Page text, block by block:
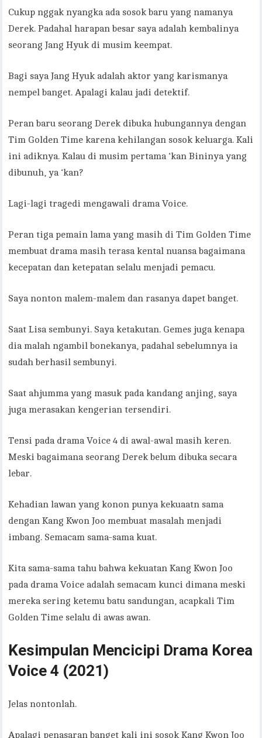
Cukup nggak nyangka ada sosok baru yang namanya
Derek. Padahal harapan besar saya adalah kembalinya
seorang Jang Hyuk di musim keempat.
Bagi saya Jang Hyuk adalah aktor yang karismanya
nempel banget. Apalagi kalau jadi detektif.
Peran baru seorang Derek dibuka hubungannya dengan
Tim Golden Time karena kehilangan sosok keluarga. Kali
ini adiknya. Kalau di musim pertama ‘kan Bininya yang
dibunuh, ya ‘kan?
Lagi-lagi tragedi mengawali drama Voice.
Peran tiga pemain lama yang masih di Tim Golden Time
membuat drama masih terasa kental nuansa bagaimana
kecepatan dan ketepatan selalu menjadi pemacu.
Saya nonton malem-malem dan rasanya dapet banget.
Saat Lisa sembunyi. Saya ketakutan. Gemes juga kenapa
dia malah ngambil bonekanya, padahal sebelumnya ia
sudah berhasil sembunyi.
Saat ahjumma yang masuk pada kandang anjing, saya
juga merasakan kengerian tersendiri.
Tensi pada drama Voice 4 di awal-awal masih keren.
Meski bagaimana seorang Derek belum dibuka secara
lebar.
Kehadian lawan yang konon punya kekuaatn sama
dengan Kang Kwon Joo membuat masalah menjadi
imbang. Semacam sama-sama kuat.
Kita sama-sama tahu bahwa kekuatan Kang Kwon Joo
pada drama Voice adalah semacam kunci dimana meski
mereka sering ketemu batu sandungan, acapkali Tim
Golden Time selalu di awas awan.
Kesimpulan Mencicipi Drama Korea
Voice 4 (2021)
Jelas nontonlah.
Apalagi penasaran banget kali ini sosok Kang Kwon Joo